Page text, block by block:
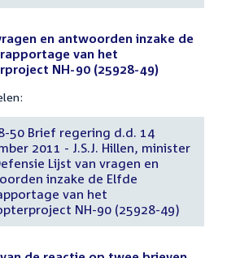
en antwoorden inzake de
van het
NH-90 (25928-49)
50 Brief regering d.d. 14
2011 - J.S.J. Hillen, minister
Lijst van vragen en
inzake de Elfde
van het
NH-90 (25928-49)